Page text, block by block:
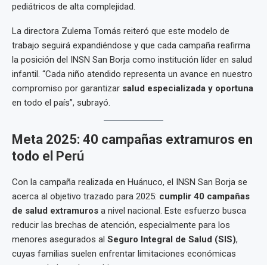
pediátricos de alta complejidad.
La directora Zulema Tomás reiteró que este modelo de
trabajo seguirá expandiéndose y que cada campaña reafirma
la posición del INSN San Borja como institución líder en salud
infantil. “Cada niño atendido representa un avance en nuestro
compromiso por garantizar salud especializada y oportuna
en todo el país”, subrayó.
Meta 2025: 40 campañas extramuros en
todo el Perú
Con la campaña realizada en Huánuco, el INSN San Borja se
acerca al objetivo trazado para 2025: cumplir 40 campañas
de salud extramuros a nivel nacional. Este esfuerzo busca
reducir las brechas de atención, especialmente para los
menores asegurados al Seguro Integral de Salud (SIS),
cuyas familias suelen enfrentar limitaciones económicas